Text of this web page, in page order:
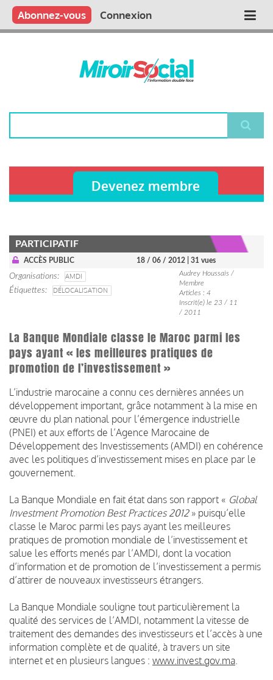
Aller
contenu
Main
Qui sommes nous ?
Vous publiez
Nous publions
Contactez-nous
Abonnez-vous Connexion
Devenez membre
PARTICIPATIF
ACCÈS PUBLIC 18 / 06 / 2012 | 31 vues
Organisations
AMDI
Étiquettes
DÉLOCALISATION
Audrey Houssais /
Membre
Articles : 4
Inscrit(e) le 23 / 11
/ 2011
La Banque Mondiale classe le Maroc parmi les
pays ayant « les meilleures pratiques de
promotion de l’investissement »
L’industrie marocaine a connu ces dernières années un
développement important, grâce notamment à la mise en
œuvre du plan national pour l’émergence industrielle
(PNEI) et aux efforts de l’Agence Marocaine de
Développement des Investissements (AMDI) en cohérence
avec les politiques d’investissement mises en place par le
gouvernement.
La Banque Mondiale en fait état dans son rapport « Global
Investment Promotion Best Practices 2012» puisqu’elle
classe le Maroc parmi les pays ayant les meilleures
pratiques de promotion mondiale de l’investissement et
salue les efforts menés par l’AMDI, dont la vocation
d’information et de promotion de l’investissement a permis
d’attirer de nouveaux investisseurs étrangers.
La Banque Mondiale souligne tout particulièrement la
qualité des services de l’AMDI, notamment la vitesse de
traitement des demandes des investisseurs et l’accès à une
information complète et de qualité, à travers un site
internet et en plusieurs langues : www.invest.gov.ma